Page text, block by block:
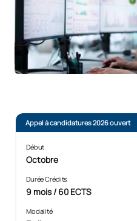
Appel à candidatures 2026 ouvert
Début
Octobre
Durée Crédits
9 mois / 60 ECTS
Modalité